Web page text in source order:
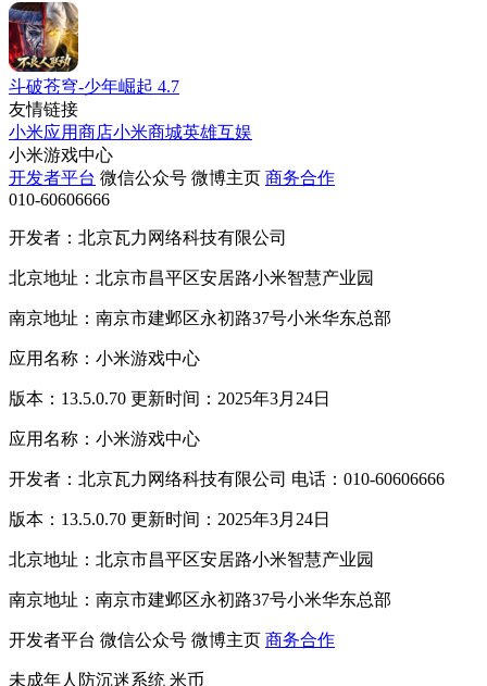
斗破苍穹-少年崛起 4.7
友情链接
小米应用商店小米商城英雄互娱
小米游戏中心
开发者平台 微信公众号 微博主页 商务合作
010-60606666
开发者：北京瓦力网络科技有限公司
北京地址：北京市昌平区安居路小米智慧产业园
南京地址：南京市建邺区永初路37号小米华东总部
应用名称：小米游戏中心
版本：13.5.0.70 更新时间：2025年3月24日
应用名称：小米游戏中心
开发者：北京瓦力网络科技有限公司 电话：010-60606666
版本：13.5.0.70 更新时间：2025年3月24日
北京地址：北京市昌平区安居路小米智慧产业园
南京地址：南京市建邺区永初路37号小米华东总部
开发者平台 微信公众号 微博主页 商务合作
未成年人防沉迷系统 米币